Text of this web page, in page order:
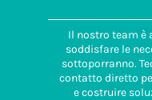
Il nostro team è
soddisfare le
sottoporranno.
contatto diretto
e costruire